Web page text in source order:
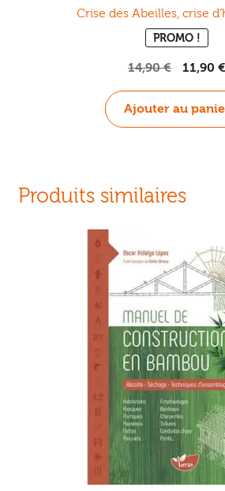
Crise des Abeilles, crise
PROMO !
14,90€
Le
initial
était :
11,90 €
Ajouter au
Produits similaires